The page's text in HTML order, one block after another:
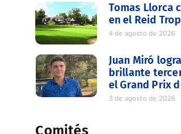
Tomas Llorca
en el Reid
4 de agosto de 2026
Juan Miró
brillante
el Grand Prix
3 de agosto de 2026
Comités